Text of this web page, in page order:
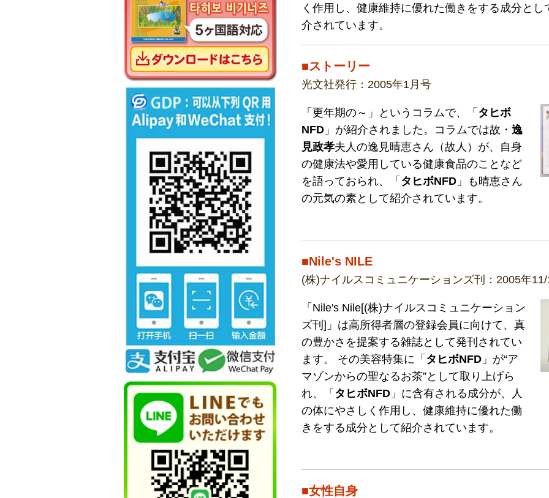
く作用し、健康維持に優れた働きをする成分とし
介されています。
■ストーリー
光文社発行：2005年1月号
「更年期の～」というコラムで、「 タヒボ
NFD 」が紹介されました。コラムでは故・ 逸
見政孝夫人の逸見晴恵さん（故人）が、自身
の健康法や愛用している健康食品のことなど
を語っておられ、「 タヒボNFD 」も晴恵さん
の元気の素として紹介されています。
■Nile's NILE
(株)ナイルスコミュニケーションズ刊：2005年
「Nile's Nile[(株)ナイルスコミュニケーション
ズ刊]」は高所得者層の登録会員に向けて、真
の豊かさを提案する雑誌として発刊されてい
ます。 その美容特集に「 タヒボNFD 」が“ア
マゾンからの聖なるお茶”として取り上げら
れ、「 タヒボNFD 」に含有される成分が、人
の体にやさしく作用し、健康維持に優れた働
きをする成分として紹介されています。
■女性自身